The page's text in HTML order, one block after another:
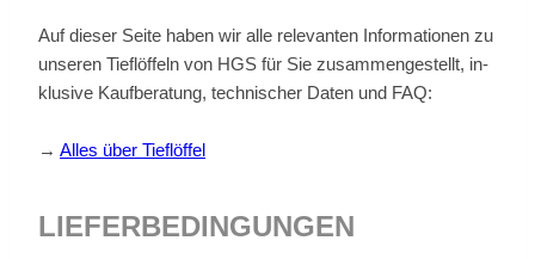
Auf die­ser Sei­te ha­ben wir alle re­le­van­ten In­for­ma­tio­nen zu
un­se­ren Tief­löf­feln von HGS für Sie zu­sam­men­ge­stellt, in­
klu­si­ve Kauf­be­ra­tung, tech­ni­scher Da­ten und FAQ:
→ Al­les über Tief­löf­fel
LIE­FER­BE­DIN­GUN­GEN